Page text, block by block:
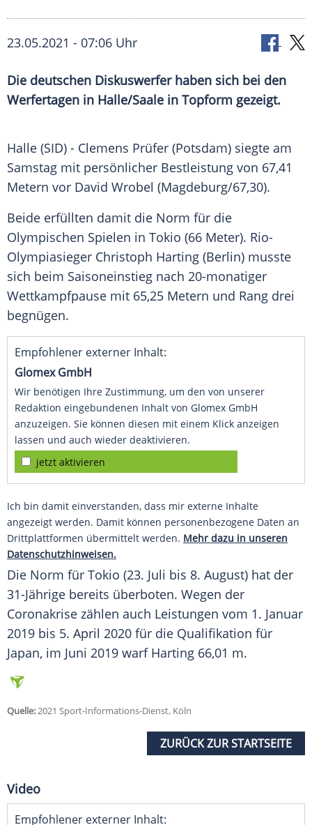
23.05.2021 - 07:06 Uhr
Die deutschen Diskuswerfer haben sich bei den
Werfertagen in Halle/Saale in Topform gezeigt.
Halle (SID) - Clemens Prüfer (Potsdam) siegte am
Samstag mit persönlicher Bestleistung von 67,41
Metern vor David Wrobel (Magdeburg/67,30).
Beide erfüllten damit die Norm für die
Olympischen Spielen in Tokio (66 Meter). Rio-
Olympiasieger Christoph Harting (Berlin) musste
sich beim Saisoneinstieg nach 20-monatiger
Wettkampfpause mit 65,25 Metern und Rang drei
begnügen.
Empfohlener externer Inhalt:
Glomex GmbH
Wir benötigen Ihre Zustimmung, um den von unserer
Redaktion eingebundenen Inhalt von Glomex GmbH
anzuzeigen. Sie können diesen mit einem Klick anzeigen
lassen und auch wieder deaktivieren.
jetzt aktivieren
Ich bin damit einverstanden, dass mir externe Inhalte
angezeigt werden. Damit können personenbezogene Daten an
Drittplattformen übermittelt werden. Mehr dazu in unseren
Datenschutzhinweisen.
Die Norm für Tokio (23. Juli bis 8. August) hat der
31-Jährige bereits überboten. Wegen der
Coronakrise zählen auch Leistungen vom 1. Januar
2019 bis 5. April 2020 für die Qualifikation für
Japan, im Juni 2019 warf Harting 66,01 m.
Quelle:2021 Sport-Informations-Dienst, Köln
ZURÜCK ZUR STARTSEITE
Video
Empfohlener externer Inhalt: